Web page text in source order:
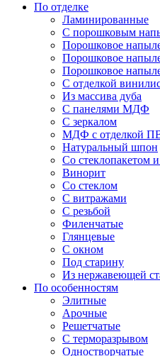
По отделке
Ламинированные
С порошковым
Порошковое
Порошковое
Порошковое
С отделкой
Из массива дуба
С панелями МДФ
С зеркалом
МДФ с отделкой
Натуральный шпон
Со стеклопакетом
Винорит
Со стеклом
С витражами
С резьбой
Филенчатые
Глянцевые
С окном
Под старину
Из нержавеющей
По особенностям
Элитные
Арочные
Решетчатые
С терморазрывом
Одностворчатые